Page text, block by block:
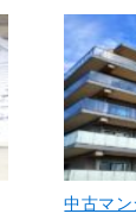
中古マ